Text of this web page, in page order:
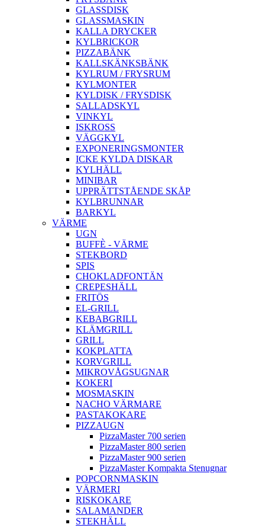
GLASSDISK
GLASSMASKIN
KALLA DRYCKER
KYLBRICKOR
PIZZABÄNK
KALLSKÄNKSBÄNK
KYLRUM / FRYSRUM
KYLMONTER
KYLDISK / FRYSDISK
SALLADSKYL
VINKYL
ISKROSS
VÄGGKYL
EXPONERINGSMONTER
ICKE KYLDA DISKAR
KYLHÄLL
MINIBAR
UPPRÄTTSTÅENDE SKÅP
KYLBRUNNAR
BARKYL
VÄRME
UGN
BUFFÈ - VÄRME
STEKBORD
SPIS
CHOKLADFONTÄN
CREPESHÄLL
FRITÖS
EL-GRILL
KEBABGRILL
KLÄMGRILL
GRILL
KOKPLATTA
KORVGRILL
MIKROVÅGSUGNAR
KOKERI
MOSMASKIN
NACHO VÄRMARE
PASTAKOKARE
PIZZAUGN
PizzaMaster 700 serien
PizzaMaster 800 serien
PizzaMaster 900 serien
PizzaMaster Kompakta Stenugnar
POPCORNMASKIN
VÄRMERI
RISKOKARE
SALAMANDER
STEKHÄLL